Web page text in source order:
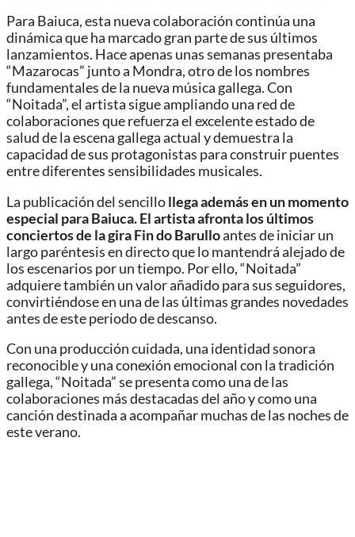
Para Baiuca, esta nueva colaboración continúa una
dinámica que ha marcado gran parte de sus últimos
lanzamientos. Hace apenas unas semanas presentaba
“Mazarocas” junto a Mondra, otro de los nombres
fundamentales de la nueva música gallega. Con
“Noitada”, el artista sigue ampliando una red de
colaboraciones que refuerza el excelente estado de
salud de la escena gallega actual y demuestra la
capacidad de sus protagonistas para construir puentes
entre diferentes sensibilidades musicales.
La publicación del sencillollega además en un momento
especial para Baiuca. El artista afronta los últimos
conciertos de la gira Fin do Barulloantes de iniciar un
largo paréntesis en directo que lo mantendrá alejado de
los escenarios por un tiempo. Por ello, “Noitada”
adquiere también un valor añadido para sus seguidores,
convirtiéndose en una de las últimas grandes novedades
antes de este periodo de descanso.
Con una producción cuidada, una identidad sonora
reconocible y una conexión emocional con la tradición
gallega, “Noitada” se presenta como una de las
colaboraciones más destacadas del año y como una
canción destinada a acompañar muchas de las noches de
este verano.